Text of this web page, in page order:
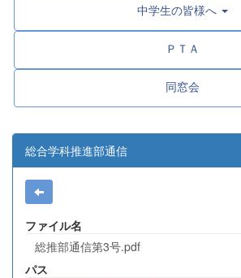
中学生の皆様へ
ＰＴＡ
同窓会
総合学科推進部通信
ファイル名
総推部通信第3号.pdf
パス